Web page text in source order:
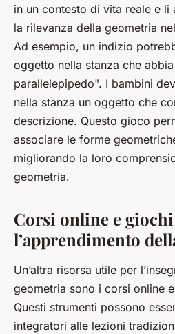
in un contesto di vita reale e li
la rilevanza della geometria
Ad esempio, un indizio
oggetto nella stanza che
parallelepipedo". I bambini
nella stanza un oggetto che
descrizione. Questo gioco
associare le forme
migliorando la loro
geometria.
Corsi online e
l’apprendimento
Un’altra risorsa utile per
geometria sono i corsi online
Questi strumenti possono
integratori alle lezioni